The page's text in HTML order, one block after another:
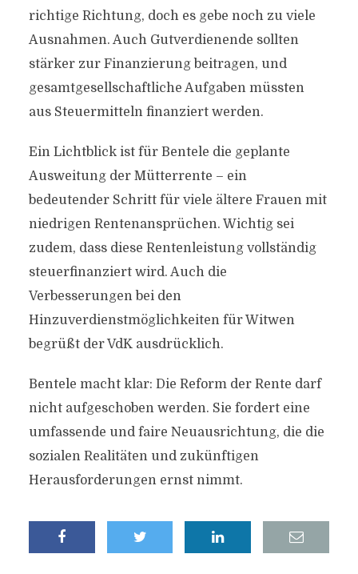
richtige Richtung, doch es gebe noch zu viele
Ausnahmen. Auch Gutverdienende sollten
stärker zur Finanzierung beitragen, und
gesamtgesellschaftliche Aufgaben müssten
aus Steuermitteln finanziert werden.
Ein Lichtblick ist für Bentele die geplante
Ausweitung der Mütterrente – ein
bedeutender Schritt für viele ältere Frauen mit
niedrigen Rentenansprüchen. Wichtig sei
zudem, dass diese Rentenleistung vollständig
steuerfinanziert wird. Auch die
Verbesserungen bei den
Hinzuverdienstmöglichkeiten für Witwen
begrüßt der VdK ausdrücklich.
Bentele macht klar: Die Reform der Rente darf
nicht aufgeschoben werden. Sie fordert eine
umfassende und faire Neuausrichtung, die die
sozialen Realitäten und zukünftigen
Herausforderungen ernst nimmt.